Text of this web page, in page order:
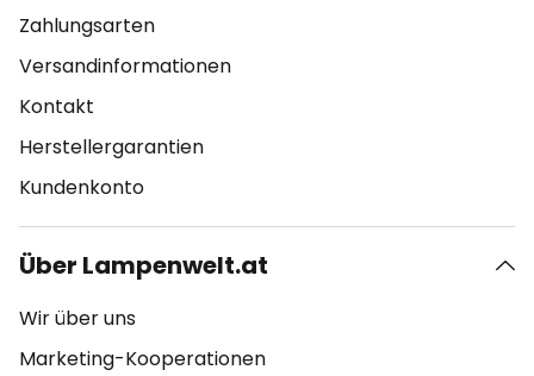
Zahlungsarten
Versandinformationen
Kontakt
Herstellergarantien
Kundenkonto
Über Lampenwelt.at
Wir über uns
Marketing-Kooperationen